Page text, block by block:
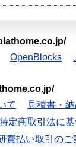
OpenBlocks
て
見積書・
定商取引法に
費払い取引のご